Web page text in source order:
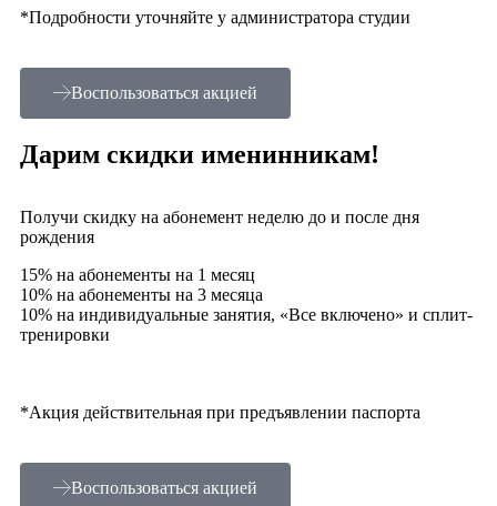
*Подробности уточняйте у администратора студии
Воспользоваться акцией
Дарим скидки именинникам!
Получи скидку на абонемент неделю до и после дня
рождения
15% на абонементы на 1 месяц
10% на абонементы на 3 месяца
10% на индивидуальные занятия, «Все включено» и сплит-
тренировки
*Акция действительная при предъявлении паспорта
Воспользоваться акцией